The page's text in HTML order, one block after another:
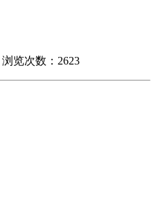
浏览次数：2623